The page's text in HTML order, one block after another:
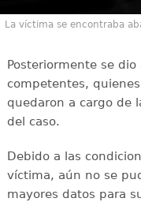
La víctima se encontraba
Posteriormente se
competentes,
quedaron a cargo de
del caso.
Debido a las
víctima, aún no se
mayores datos para